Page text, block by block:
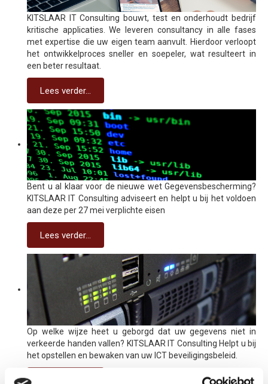
KITSLAAR IT Consulting bouwt, test en onderhoudt bedrijf
kritische applicaties. We leveren consultancy in alle fases
met expertise die uw eigen team aanvult. Hierdoor verloopt
het ontwikkelproces sneller en soepeler, wat resulteert in
een beter resultaat.
Lees verder...
Bent u al klaar voor de nieuwe wet Gegevensbescherming?
KITSLAAR IT Consulting adviseert en helpt u bij het voldoen
aan deze per 27 mei verplichte eisen
Lees verder...
Op welke wijze heet u geborgd dat uw gegevens niet in
verkeerde handen vallen? KITSLAAR IT Consulting Helpt u bij
het opstellen en bewaken van uw ICT beveiligingsbeleid.